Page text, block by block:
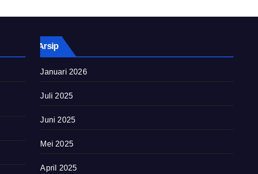
Arsip
Januari 2026
Juli 2025
Juni 2025
Mei 2025
April 2025